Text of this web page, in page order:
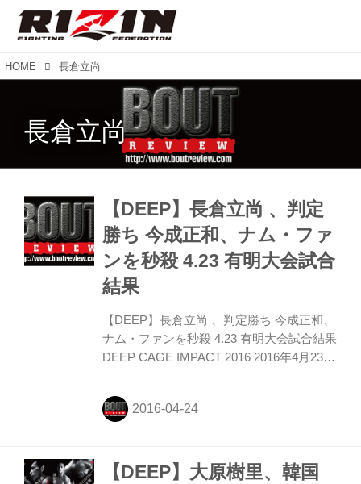
HOME 長倉立尚
長倉立尚
【DEEP】長倉立尚 、判定
勝ち 今成正和、ナム・ファ
ンを秒殺 4.23 有明大会試合
結果
【DEEP】長倉立尚 、判定勝ち 今成正和、
ナム・ファンを秒殺 4.23 有明大会試合結果
DEEP CAGE IMPACT 2016 2016年4月23日
【DEEP】大原樹里、韓国